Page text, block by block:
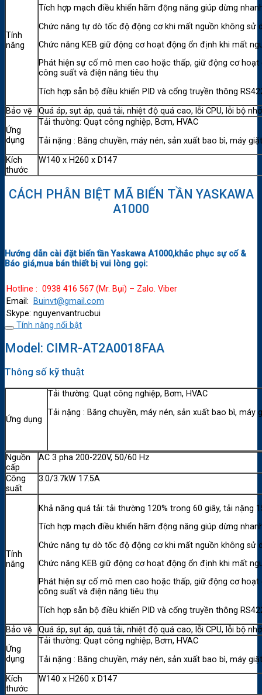
Tính
năng
Tích hợp mạch điều khiển hãm động năng giúp dừng
Chức năng tự dò tốc độ động cơ khi mất nguồn không sử
Chức năng KEB giữ động cơ hoạt động ổn định khi mất
Phát hiện sự cố mô men cao hoặc thấp, giữ động cơ
công suất và điện năng tiêu thụ
Tích hợp sẵn bộ điều khiển PID và cổng truyền thông
Bảo vệ
Quá áp, sụt áp, quá tải, nhiệt độ quá cao, lỗi CPU, lỗi bộ
Ứng
dụng
Tải thường: Quạt công nghiệp, Bơm, HVAC
Tải nặng : Băng chuyền, máy nén, sản xuất bao bì, máy
Kích
thước
W140 x H260 x D147
CÁCH PHÂN BIỆT MÃ BIẾN TẦN YASKAWA
A1000
Hướng dẫn cài đặt biến tần Yaskawa A1000,khắc phục sự cố &
Báo giá,mua bán thiết bị vui lòng gọi:
Hotline : 0938 416 567 (Mr. Bụi) – Zalo. Viber
Email:
Buinvt@gmail.com
Skype: nguyenvantrucbui
Tính năng nổi bật
Model: CIMR-AT2A0018FAA
Thông số kỹ thuật
Ứng dụng
Tải thường: Quạt công nghiệp, Bơm, HVAC
Tải nặng : Băng chuyền, máy nén, sản xuất bao bì, máy
Nguồn
cấp
AC 3 pha 200-220V, 50/60 Hz
Công
suất
3.0/3.7kW 17.5A
Tính
năng
Khả năng quá tải: tải thường 120% trong 60 giây, tải nặng
Tích hợp mạch điều khiển hãm động năng giúp dừng
Chức năng tự dò tốc độ động cơ khi mất nguồn không sử
Chức năng KEB giữ động cơ hoạt động ổn định khi mất
Phát hiện sự cố mô men cao hoặc thấp, giữ động cơ
công suất và điện năng tiêu thụ
Tích hợp sẵn bộ điều khiển PID và cổng truyền thông
Bảo vệ
Quá áp, sụt áp, quá tải, nhiệt độ quá cao, lỗi CPU, lỗi bộ
Ứng
dụng
Tải thường: Quạt công nghiệp, Bơm, HVAC
Tải nặng : Băng chuyền, máy nén, sản xuất bao bì, máy
Kích
thước
W140 x H260 x D147